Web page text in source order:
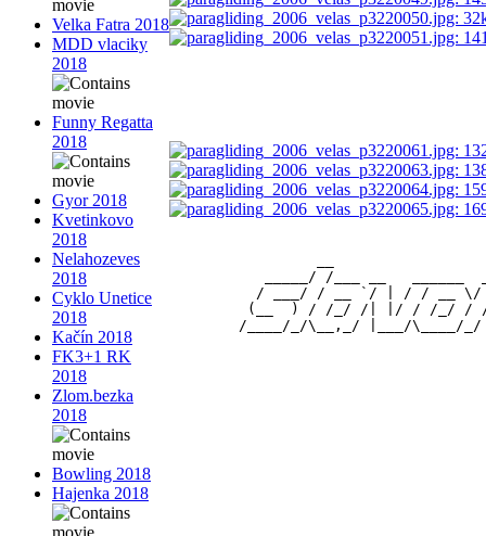
Velka Fatra 2018
MDD vlaciky
2018
Funny Regatta
2018
Gyor 2018
Kvetinkovo
2018
Nelahozeves
2018
Cyklo Unetice
2018
Kačín 2018
FK3+1 RK
2018
Zlom.bezka
2018
Bowling 2018
Hajenka 2018
_____/ /___ __   ______
/ ___/ / __ `/ | / / __
(__  ) / /_/ /| |/ / /_/ /